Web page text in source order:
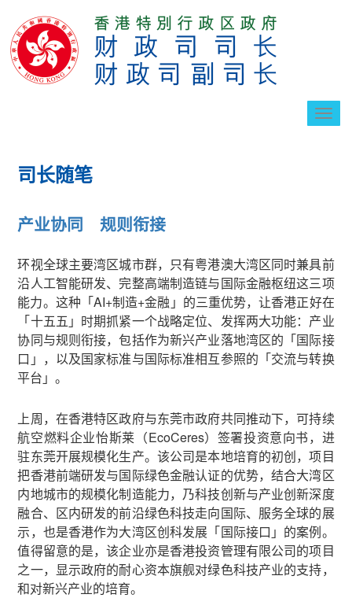
切
司长随笔
产业协同 规则衔接
环视全球主要湾区城市群，只有粤港澳大湾区同时兼具前
沿人工智能研发、完整高端制造链与国际金融枢纽这三项
能力。这种「AI+制造+金融」的三重优势，让香港正好在
「十五五」时期抓紧一个战略定位、发挥两大功能：产业
协同与规则衔接，包括作为新兴产业落地湾区的「国际接
口」，以及国家标准与国际标准相互参照的「交流与转换
平台」。
上周，在香港特区政府与东莞市政府共同推动下，可持续
航空燃料企业怡斯莱（EcoCeres）签署投资意向书，进
驻东莞开展规模化生产。该公司是本地培育的初创，项目
把香港前端研发与国际绿色金融认证的优势，结合大湾区
内地城市的规模化制造能力，乃科技创新与产业创新深度
融合、区内研发的前沿绿色科技走向国际、服务全球的展
示，也是香港作为大湾区创科发展「国际接口」的案例。
值得留意的是，该企业亦是香港投资管理有限公司的项目
之一，显示政府的耐心资本旗舰对绿色科技产业的支持，
和对新兴产业的培育。